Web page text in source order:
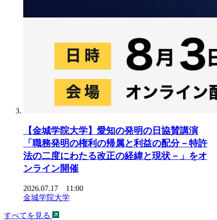
【金城学院大学】愛知の発明の日協賛講演
「職務発明の権利の帰属と利益の配分－特許
法の二度にわたる改正の経緯と現状－」をオ
ンライン開催
2026.07.17 11:00
金城学院大学
すべてを見る